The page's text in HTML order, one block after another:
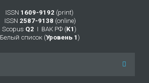
ISSN 1609-9192 (print)
ISSN 2587-9138 (online)
Scopus Q2 Ι ВАК РФ (K1 )
Белый список (Уровень 1 )